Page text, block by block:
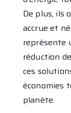
De plus, ils
accrue et
représente
réduction
ces
économies
planète.